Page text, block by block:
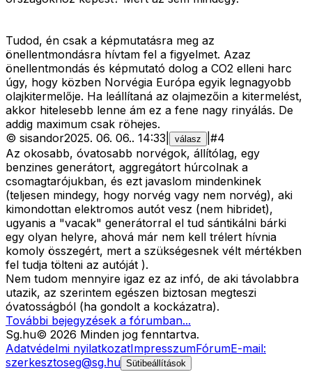
Tudod, én csak a képmutatásra meg az
önellentmondásra hívtam fel a figyelmet. Azaz
önellentmondás és képmutató dolog a CO2 elleni harc
úgy, hogy közben Norvégia Európa egyik legnagyobb
olajkitermelője. Ha leállítaná az olajmezőin a kitermelést,
akkor hitelesebb lenne ám ez a fene nagy rinyálás. De
addig maximum csak röhejes.
© sisandor2025. 06. 06.. 14:33 válasz #4
Az okosabb, óvatosabb norvégok, állítólag, egy
benzines generátort, aggregátort húrcolnak a
csomagtarójukban, és ezt javaslom mindenkinek
(teljesen mindegy, hogy norvég vagy nem norvég), aki
kimondottan elektromos autót vesz (nem hibridet),
ugyanis a "vacak" generátorral el tud sántikálni bárki
egy olyan helyre, ahová már nem kell trélert hívnia
komoly összegért, mert a szükségesnek vélt mértékben
fel tudja tölteni az autóját ).
Nem tudom mennyire igaz ez az infó, de aki távolabbra
utazik, az szerintem egészen biztosan megteszi
óvatosságból (ha gondolt a kockázatra).
További bejegyzések a fórumban...
Sg.hu© 2026 Minden jog fenntartva.
Adatvédelmi nyilatkozatImpresszumFórumE-mail:
szerkesztoseg@sg.hu Sütibeállítások